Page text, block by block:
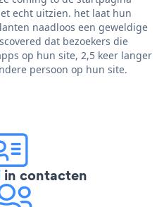
echt uitzien. het laat hun
naadloos een geweldige
dat bezoekers die
op hun site, 2,5 keer langer
persoon op hun site.
in contacten